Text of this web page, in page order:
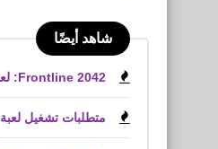
شاهد أيضًا
Frontline 2042: لعبة حرب FPS
متطلبات تشغيل لعبة Halo: Campaign Evolved على الكمبيوتر الشخصي